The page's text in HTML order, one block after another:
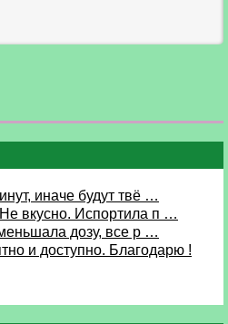
иначе будут твё …
вкусно. Испортила п …
дозу, все р …
и доступно. Благодарю !